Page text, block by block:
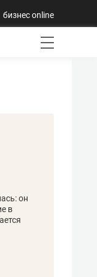
бизнес online
он
в